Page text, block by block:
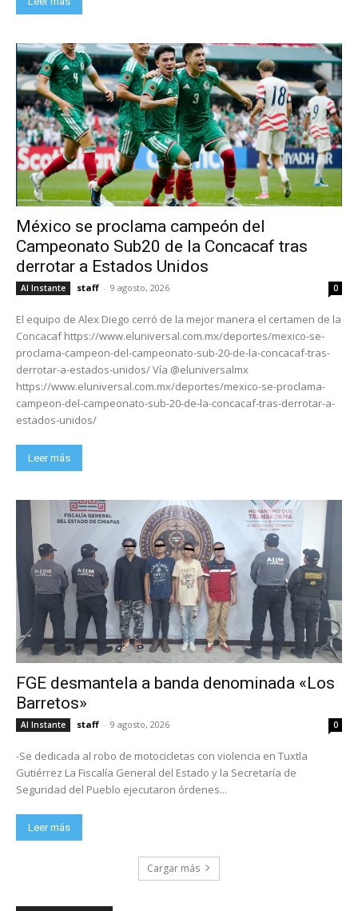
México se proclama campeón del
Campeonato Sub20 de la Concacaf tras
derrotar a Estados Unidos
Al Instante staff - 9 agosto, 2026 0
El equipo de Alex Diego cerró de la mejor manera el certamen de la
Concacaf https://www.eluniversal.com.mx/deportes/mexico-se-
proclama-campeon-del-campeonato-sub-20-de-la-concacaf-tras-
derrotar-a-estados-unidos/ Vía @eluniversalmx
https://www.eluniversal.com.mx/deportes/mexico-se-proclama-
campeon-del-campeonato-sub-20-de-la-concacaf-tras-derrotar-a-
estados-unidos/
Leer más
FGE desmantela a banda denominada «Los
Barretos»
Al Instante staff - 9 agosto, 2026 0
-Se dedicada al robo de motocicletas con violencia en Tuxtla
Gutiérrez La Fiscalía General del Estado y la Secretaría de
Seguridad del Pueblo ejecutaron órdenes...
Leer más
Cargar más